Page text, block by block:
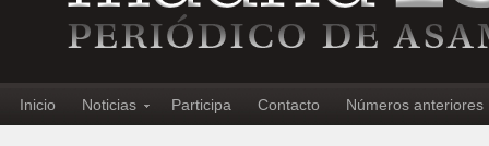
Inicio Noticias Participa Contacto Números anteriores